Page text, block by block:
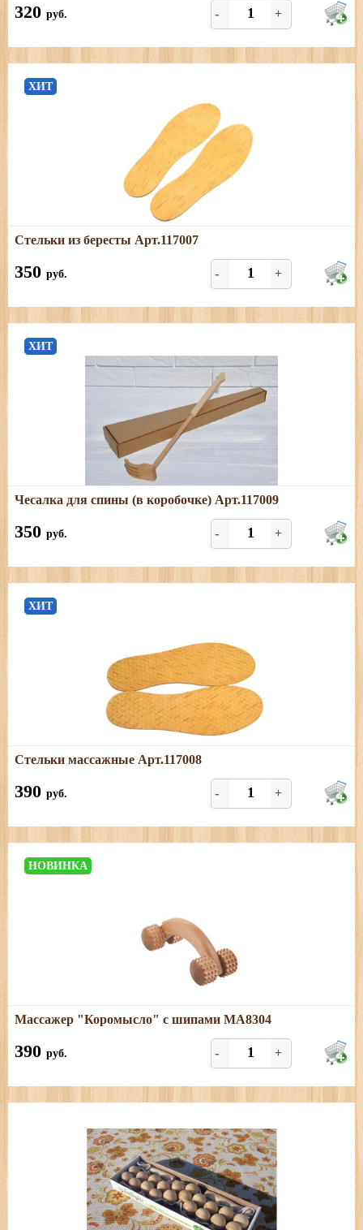
320 руб. - +
ХИТ
Подробнее
Стельки из бересты, размер универсальный, качество
отменное!
Стельки из бересты Арт.117007
350 руб. - +
ХИТ
Подробнее
Березовая чесалка для спины
Чесалка для спины (в коробочке) Арт.117009
350 руб. - +
ХИТ
Подробнее
Стельки из бересты, размер универсальный, качество
отменное!
Стельки массажные Арт.117008
390 руб. - +
НОВИНКА
Подробнее
Универсальный массажер из древесины березы
Массажер "Коромысло" с шипами МА8304
390 руб. - +